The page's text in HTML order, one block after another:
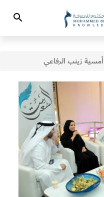
Search
أمسية زينب الرفاعي